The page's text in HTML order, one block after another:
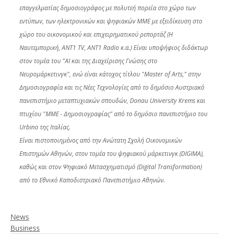
επαγγελματίας δημοσιογράφος με πολυτεή πορεία στο χώρο των
εντύπων, των ηλεκτρονικών και ψηφιακών ΜΜΕ με εξειδίκευση στο
χώρο του οικονομικού και επιχειρηματικού ρεπορτάζ (Η
Ναυτεμπορική, ANT1 TV, ANT1 Radio κ.α.) Είναι υποψήφιος διδάκτωρ
στον τομέα του "ΑΙ και της Διαχείρισης Γνώσης στο
Νευρομάρκετινγκ", ενώ είναι κα΄τοχος τίτλου "Master of Arts," στην
Δημοσιογραφία και τις Νέες Τεχνολογίες από το δημόσιο Αυστριακό
πανεπιστήμιο μεταπτυχιακών σπουδών, Donau University Krems και
πτυχίου "ΜΜΕ - Δημοσιογραφίας" από το δημόσιο πανεπιστήμιο του
Urbino της Ιταλίας.
Είναι πιστοποιημένος από την Ανώτατη Σχολή Οικονομικών
Επιστημών Αθηνών, στον τομέα του ψηφιακού μάρκετινγκ (DIGIMA),
καθώς και στον Ψηφιακό Μετασχηματισμό (Digital Transformation)
από το Εθνικό Καποδιστριακό Πανεπιστήμιο Αθηνών.
News
Business